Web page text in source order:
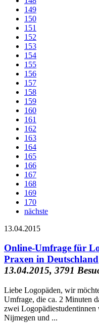
149
150
151
152
153
154
155
156
157
158
159
160
161
162
163
164
165
166
167
168
169
170
nächste
13.04.2015
Online-Umfrage für
Praxen in Deutschland
13.04.2015, 3791
Liebe Logopäden, wir
Umfrage, die ca. 2 Minuten
zwei Logopädiestudentinnen
Nijmegen und ...